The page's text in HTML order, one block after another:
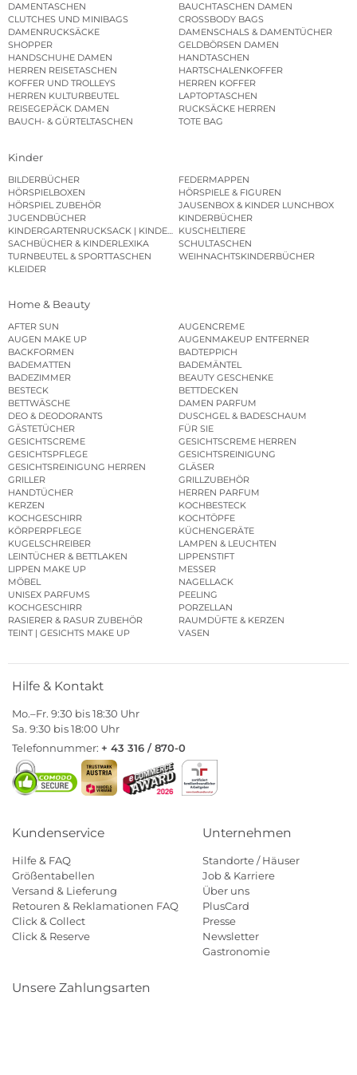
DAMENTASCHEN
BAUCHTASCHEN DAMEN
CLUTCHES UND MINIBAGS
CROSSBODY BAGS
DAMENRUCKSÄCKE
DAMENSCHALS & DAMENTÜCHER
SHOPPER
GELDBÖRSEN DAMEN
HANDSCHUHE DAMEN
HANDTASCHEN
HERREN REISETASCHEN
HARTSCHALENKOFFER
KOFFER UND TROLLEYS
HERREN KOFFER
HERREN KULTURBEUTEL
LAPTOPTASCHEN
REISEGEPÄCK DAMEN
RUCKSÄCKE HERREN
BAUCH- & GÜRTELTASCHEN
TOTE BAG
Kinder
BILDERBÜCHER
FEDERMAPPEN
HÖRSPIELBOXEN
HÖRSPIELE & FIGUREN
HÖRSPIEL ZUBEHÖR
JAUSENBOX & KINDER LUNCHBOX
JUGENDBÜCHER
KINDERBÜCHER
KINDERGARTENRUCKSACK | KINDERGARTENBEUTEL
KUSCHELTIERE
SACHBÜCHER & KINDERLEXIKA
SCHULTASCHEN
TURNBEUTEL & SPORTTASCHEN
WEIHNACHTSKINDERBÜCHER
KLEIDER
Home & Beauty
AFTER SUN
AUGENCREME
AUGEN MAKE UP
AUGENMAKEUP ENTFERNER
BACKFORMEN
BADTEPPICH
BADEMATTEN
BADEMÄNTEL
BADEZIMMER
BEAUTY GESCHENKE
BESTECK
BETTDECKEN
BETTWÄSCHE
DAMEN PARFUM
DEO & DEODORANTS
DUSCHGEL & BADESCHAUM
GÄSTETÜCHER
FÜR SIE
GESICHTSCREME
GESICHTSCREME HERREN
GESICHTSPFLEGE
GESICHTSREINIGUNG
GESICHTSREINIGUNG HERREN
GLÄSER
GRILLER
GRILLZUBEHÖR
HANDTÜCHER
HERREN PARFUM
KERZEN
KOCHBESTECK
KOCHGESCHIRR
KOCHTÖPFE
KÖRPERPFLEGE
KÜCHENGERÄTE
KUGELSCHREIBER
LAMPEN & LEUCHTEN
LEINTÜCHER & BETTLAKEN
LIPPENSTIFT
LIPPEN MAKE UP
MESSER
MÖBEL
NAGELLACK
UNISEX PARFUMS
PEELING
KOCHGESCHIRR
PORZELLAN
RASIERER & RASUR ZUBEHÖR
RAUMDÜFTE & KERZEN
TEINT | GESICHTS MAKE UP
VASEN
Hilfe & Kontakt
Mo.–Fr. 9:30 bis 18:30 Uhr
Sa. 9:30 bis 18:00 Uhr
Telefonnummer: + 43 316 / 870-0
Kundenservice
Hilfe & FAQ
Größentabellen
Versand & Lieferung
Retouren & Reklamationen FAQ
Click & Collect
Click & Reserve
Unternehmen
Standorte / Häuser
Job & Karriere
Über uns
PlusCard
Presse
Newsletter
Gastronomie
Unsere Zahlungsarten